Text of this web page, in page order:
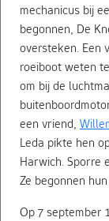
mechanicus bij
begonnen, De
oversteken. Een
roeiboot weten
om bij de
een vriend,
Leda pikte hen
Harwich. Sporre
Ze begonnen
Op 7 september